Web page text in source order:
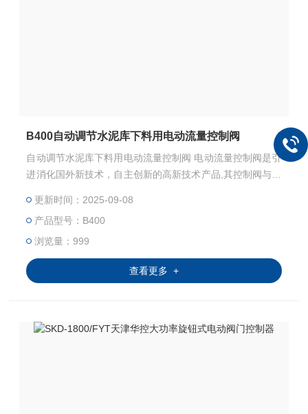
B400自动调节水泥库下料用电动流量控制阀
自动调节水泥库下料用电动流量控制阀 电动流量控制阀是引
进消化国外新技术，自主创新的高新技术产品,其控制阀与开
OS（西博森），伯纳（欧玛）UNIC、DKJ等各种不同电动
执行配套使用，达到自动调节或远程控制。
更新时间：2025-09-08
产品型号：B400
浏览量：999
查看更多 +